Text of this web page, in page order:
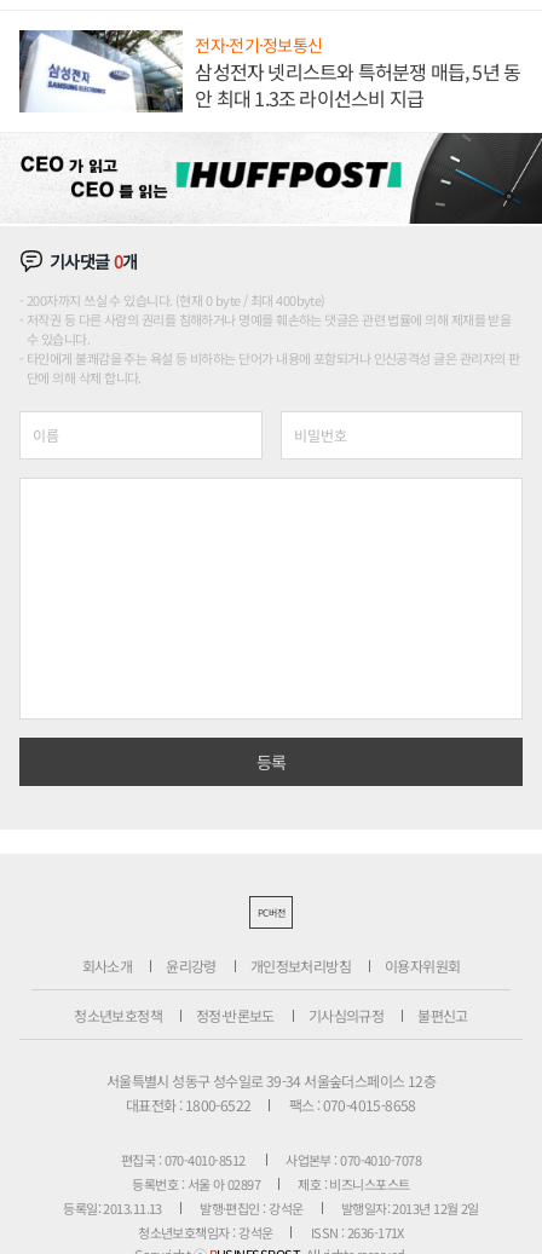
전자·전기·정보통신
삼성전자 넷리스트와 특허분쟁 매듭, 5년 동
안 최대 1.3조 라이선스비 지급
기사댓글0개
200자까지 쓰실 수 있습니다. (현재 0 byte / 최대 400byte)
저작권 등 다른 사람의 권리를 침해하거나 명예를 훼손하는 댓글은 관련 법률에 의해 제재를 받을
수 있습니다.
타인에게 불쾌감을 주는 욕설 등 비하하는 단어가 내용에 포함되거나 인신공격성 글은 관리자의 판
단에 의해 삭제 합니다.
PC버전
회사소개 윤리강령 개인정보처리방침 이용자위원회
청소년보호정책 정정·반론보도 기사심의규정 불편신고
서울특별시 성동구 성수일로 39-34 서울숲더스페이스 12층
대표전화 : 1800-6522
팩스 : 070-4015-8658
편집국 : 070-4010-8512
사업본부 : 070-4010-7078
등록번호 : 서울 아 02897
제호 : 비즈니스포스트
등록일: 2013.11.13
발행·편집인 : 강석운
발행일자: 2013년 12월 2일
청소년보호책임자 : 강석운
ISSN : 2636-171X